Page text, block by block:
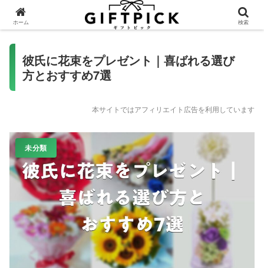
彼氏に花束をプレゼント｜喜ばれる選び
方とおすすめ7選
本サイトではアフィリエイト広告を利用しています
未分類
ホーム 検索